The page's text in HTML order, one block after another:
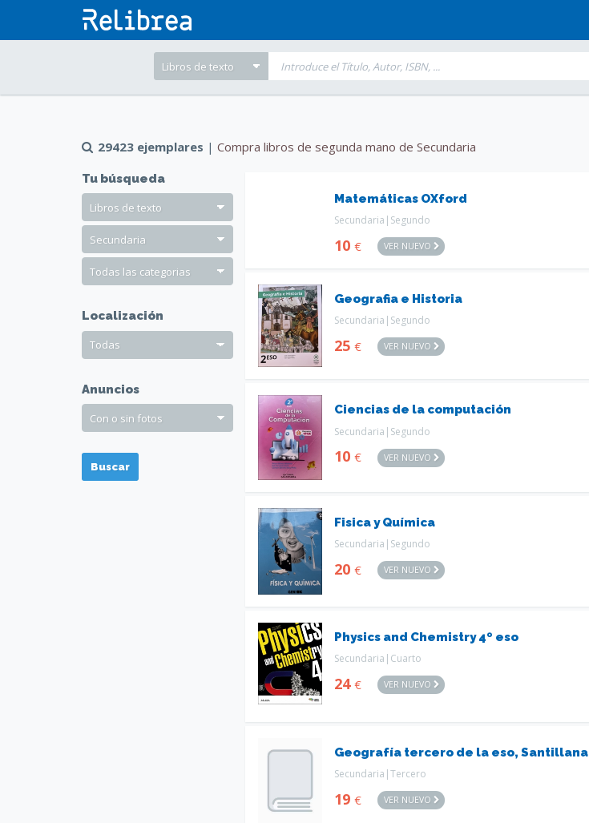
29423 ejemplares | Compra libros de segunda mano de Secundaria
Tu búsqueda
Localización
Anuncios
Buscar
Matemáticas OXford
Secundaria|Segundo
10 € VER NUEVO
Geografia e Historia
Secundaria|Segundo
25 € VER NUEVO
Ciencias de la computación
Secundaria|Segundo
10 € VER NUEVO
Fisica y Química
Secundaria|Segundo
20 € VER NUEVO
Physics and Chemistry 4º eso
Secundaria|Cuarto
24 € VER NUEVO
Geografía tercero de la eso, Santillana
Secundaria|Tercero
19 € VER NUEVO